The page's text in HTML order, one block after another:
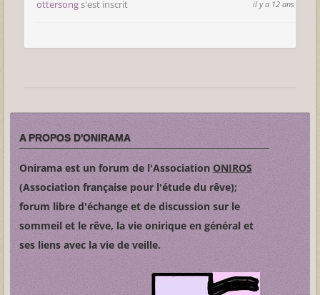
ottersongs'est inscrit il y a 12 ans
A PROPOS D'ONIRAMA
Onirama est un forum de l'Association ONIROS
(Association française pour l'étude du rêve);
forum libre d'échange et de discussion sur le
sommeil et le rêve, la vie onirique en général et
ses liens avec la vie de veille.